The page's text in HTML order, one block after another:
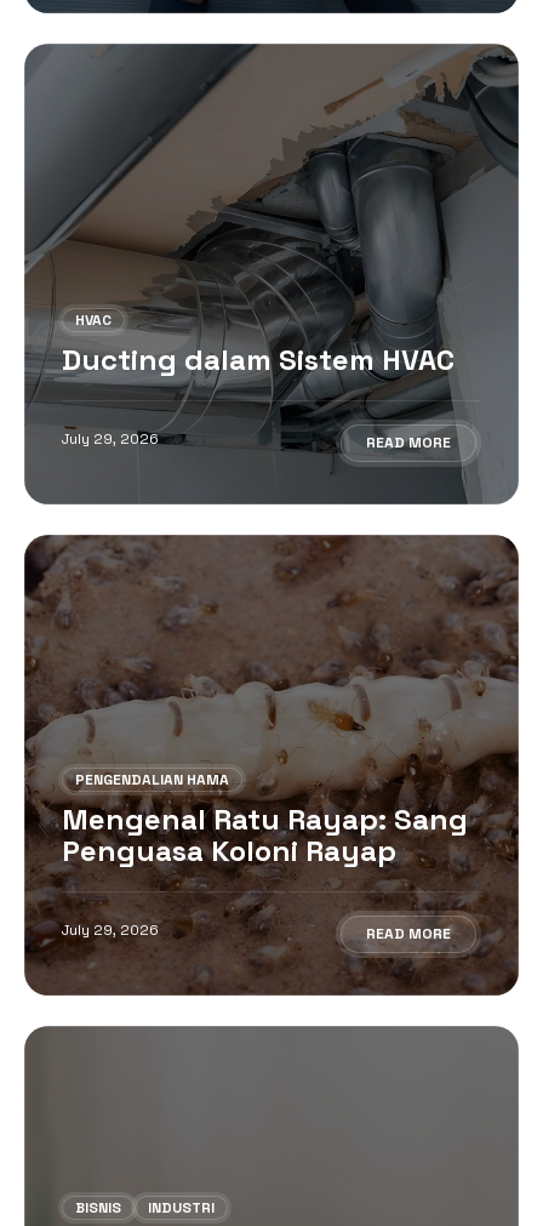
HVAC
Ducting dalam Sistem HVAC
July 29, 2026 READ MORE
PENGENDALIAN HAMA
Mengenal Ratu Rayap: Sang
Penguasa Koloni Rayap
July 29, 2026 READ MORE
BISNIS INDUSTRI